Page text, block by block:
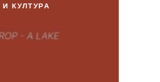
КУЛТУРА